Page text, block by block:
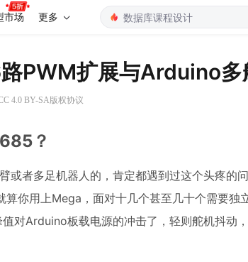
市场 更多
PWM扩展与Arduino多
4.0 BY-SA版权协议
？
者多足机器人的，肯定都遇到过这个头疼的
你用上Mega，面对十几个甚至几十个需要独
对Arduino板载电源的冲击了，轻则舵机抖动